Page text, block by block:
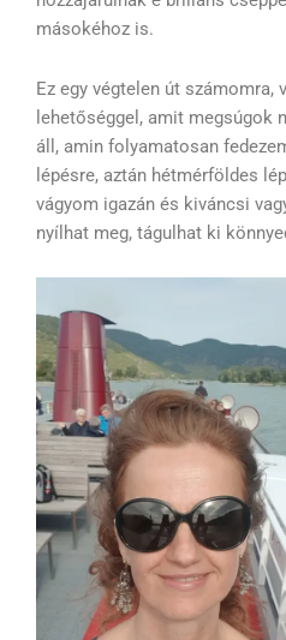
másokéhoz is.
Ez egy végtelen út számomra,
lehetőséggel, amit megsúgok
áll, amin folyamatosan
lépésre, aztán hétmérföldes
vágyom igazán és kiváncsi
nyílhat meg, tágulhat ki